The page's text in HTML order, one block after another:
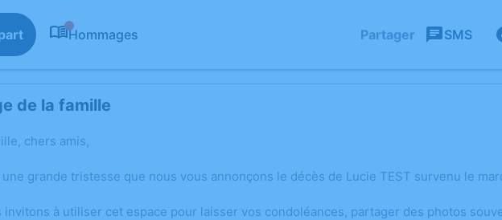
Hommages Partager SMS
de la famille
chers amis,
une grande tristesse que nous vous annonçons le décès de Lucie TEST survenu le
invitons à utiliser cet espace pour laisser vos condoléances, partager des photos